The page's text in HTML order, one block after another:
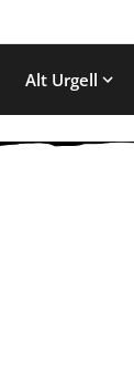
Alt Urgell